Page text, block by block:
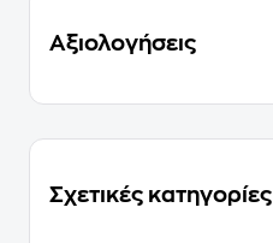
Αξιολογήσεις
Σχετικές κατηγορίες